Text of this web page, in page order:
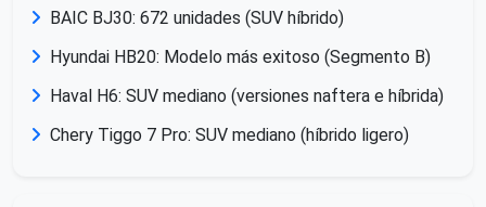
BAIC BJ30: 672 unidades (SUV híbrido)
Hyundai HB20: Modelo más exitoso (Segmento B)
Haval H6: SUV mediano (versiones naftera e híbrida)
Chery Tiggo 7 Pro: SUV mediano (híbrido ligero)